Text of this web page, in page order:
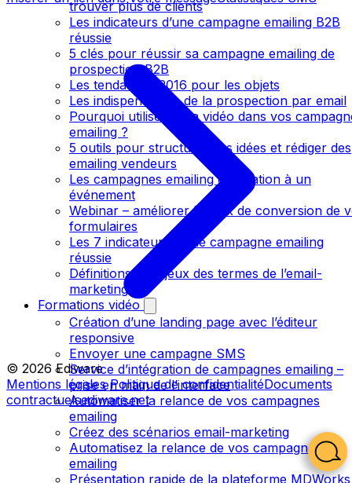
trouver plus de clients
Les indicateurs d’une campagne emailing B2B
réussie
5 clés pour réussir sa campagne emailing de
prospection B2B
Les tendances 2016 pour les objets
Les indispensables de la prospection par email
Pourquoi utiliser de la vidéo dans vos
emailing ?
5 outils pour structurer ses idées et rédiger des
emailing vendeurs
Les campagnes emailing d’invitation à un
événement
Webinar – améliorer le taux de conversion de
formulaires
Les 7 indicateurs d’une campagne emailing
réussie
Définitions et enjeux des termes de l’email-
marketing
Formations vidéo
Création d’une landing page avec l’éditeur
responsive
Envoyer une campagne SMS
Service d’intégration de campagnes emailing –
prise en main de l’interface
Automatiser la relance de vos campagnes
emailing
Créez des scénarios email-marketing
Automatisez la relance de vos campagnes
emailing
Présentation rapide de la plateforme MDWorks
© 2026 Ediware
Mentions légales Politique de confidentialitéDocuments
contractuelsediware.net